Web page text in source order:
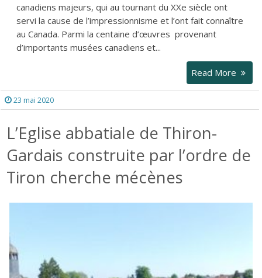
canadiens majeurs, qui au tournant du XXe siècle ont
servi la cause de l’impressionnisme et l’ont fait connaître
au Canada. Parmi la centaine d’œuvres provenant
d’importants musées canadiens et...
Read More
23 mai 2020
L’Eglise abbatiale de Thiron-
Gardais construite par l’ordre de
Tiron cherche mécènes